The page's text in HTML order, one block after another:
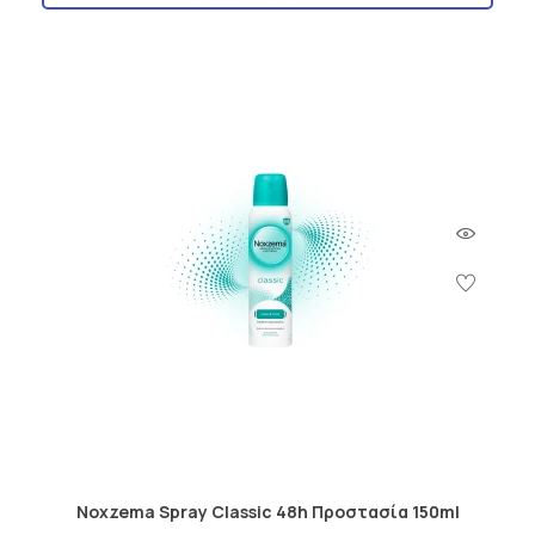
Noxzema Spray Classic 48h Προστασία 150ml